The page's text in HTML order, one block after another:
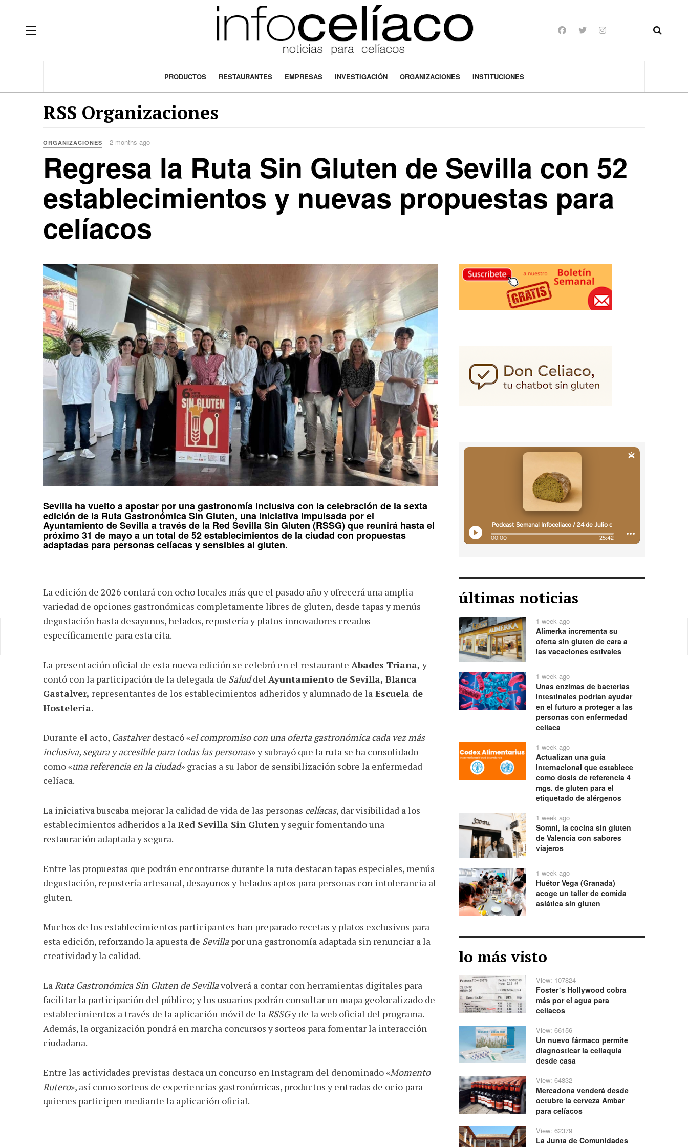
OFF CANVAS
PRODUCTOS RESTAURANTES EMPRESAS INVESTIGACIÓN ORGANIZACIONES INSTITUCIONES
RSS Organizaciones
ORGANIZACIONES 2 months ago
Regresa la Ruta Sin Gluten de Sevilla con 52
establecimientos y nuevas propuestas para
celíacos
Sevilla ha vuelto a apostar por una gastronomía inclusiva con la celebración de la sexta
edición de la Ruta Gastronómica Sin Gluten, una iniciativa impulsada por el
Ayuntamiento de Sevillaa través de la Red Sevilla Sin Gluten (RSSG)que reunirá hasta el
próximo 31 de mayo a un total de 52 establecimientos de la ciudad con propuestas
adaptadas para personascelíacasy sensibles al gluten.
La edición de 2026 contará con ocho locales más que el pasado año y ofrecerá una amplia
variedad de opciones gastronómicas completamente libres de gluten, desde tapas y menús
degustación hasta desayunos, helados, repostería y platos innovadores creados
específicamente para esta cita.
La presentación oficial de esta nueva edición se celebró en el restaurante Abades Triana, y
contó con la participación de la delegada de Saluddel Ayuntamiento de Sevilla, Blanca
Gastalver, representantes de los establecimientos adheridos y alumnado de la Escuela de
Hostelería.
Durante el acto, Gastalverdestacó «el compromiso con una oferta gastronómica cada vez más
inclusiva, segura y accesible para todas las personas» y subrayó que la ruta se ha consolidado
como «una referencia en la ciudad» gracias a su labor de sensibilización sobre la enfermedad
celíaca.
La iniciativa buscaba mejorar la calidad de vida de las personas celíacas, dar visibilidad a los
establecimientos adheridos a laRed Sevilla Sin Gluteny seguir fomentando una
restauración adaptada y segura.
Entre las propuestas que podrán encontrarse durante la ruta destacan tapas especiales, menús
degustación, repostería artesanal, desayunos y helados aptos para personas con intolerancia al
gluten.
Muchos de los establecimientos participantes han preparado recetas y platos exclusivos para
esta edición, reforzando la apuesta de Sevillapor una gastronomía adaptada sin renunciar a la
creatividad y la calidad.
LaRuta Gastronómica Sin Gluten de Sevillavolverá a contar con herramientas digitales para
facilitar la participación del público; y los usuarios podrán consultar un mapa geolocalizado de
establecimientos a través de la aplicación móvil de laRSSGy de la web oficial del programa.
Además, la organización pondrá en marcha concursos y sorteos para fomentar la interacción
ciudadana.
Entre las actividades previstas destaca un concurso en Instagram del denominado «Momento
Rutero», así como sorteos de experiencias gastronómicas, productos y entradas de ocio para
quienes participen mediante la aplicación oficial.
últimas noticias
1 week ago
Alimerka incrementa su
oferta sin gluten de cara a
las vacaciones estivales
1 week ago
Unas enzimas de bacterias
intestinales podrían ayudar
en el futuro a proteger a las
personas con enfermedad
celíaca
1 week ago
Actualizan una guía
internacional que establece
como dosis de referencia 4
mgs. de gluten para el
etiquetado de alérgenos
1 week ago
Somni, la cocina sin gluten
de Valencia con sabores
viajeros
1 week ago
Huétor Vega (Granada)
acoge un taller de comida
asiática sin gluten
lo más visto
View: 107824
Foster´s Hollywood cobra
más por el agua para
celíacos
View: 66156
Un nuevo fármaco permite
diagnosticar la celiaquía
desde casa
View: 64832
Mercadona venderá desde
octubre la cerveza Ambar
para celíacos
View: 62379
La Junta de Comunidades